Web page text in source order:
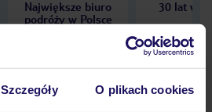
Szczegóły O plikach cookies
Największe biuro
podróży w Polsce
30 lat w